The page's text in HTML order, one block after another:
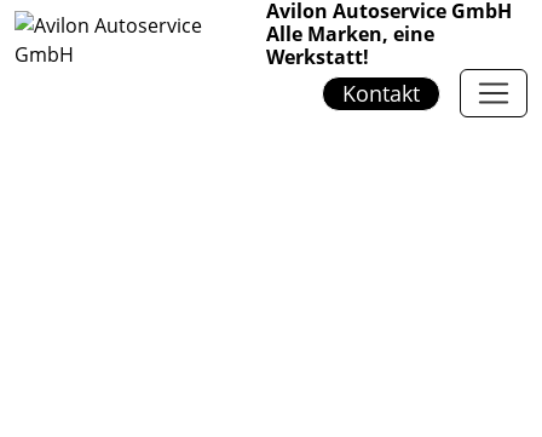
Avilon Autoservice GmbH
Alle Marken, eine
Werkstatt!
Kontakt